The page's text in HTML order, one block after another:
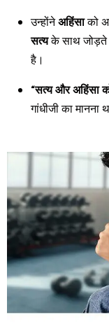
उन्होंनेअहिंसाको
सत्यके साथ जोड़ते
है।
“सत्य और अहिंसा
गांधीजी का मानना